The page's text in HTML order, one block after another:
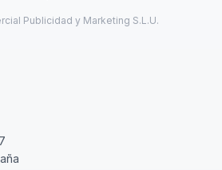
Publicidad y Marketing S.L.U.